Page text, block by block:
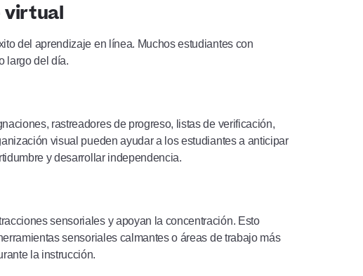
virtual
del aprendizaje en línea. Muchos estudiantes con
largo del día.
rastreadores de progreso, listas de verificación,
visual pueden ayudar a los estudiantes a anticipar
y desarrollar independencia.
sensoriales y apoyan la concentración. Esto
sensoriales calmantes o áreas de trabajo más
la instrucción.